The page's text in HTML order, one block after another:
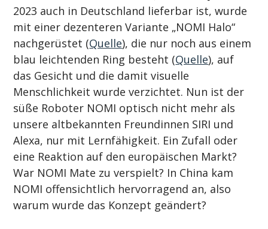
2023 auch in Deutschland lieferbar ist, wurde
mit einer dezenteren Variante „NOMI Halo“
nachgerüstet (Quelle), die nur noch aus einem
blau leichtenden Ring besteht (Quelle), auf
das Gesicht und die damit visuelle
Menschlichkeit wurde verzichtet. Nun ist der
süße Roboter NOMI optisch nicht mehr als
unsere altbekannten Freundinnen SIRI und
Alexa, nur mit Lernfähigkeit. Ein Zufall oder
eine Reaktion auf den europäischen Markt?
War NOMI Mate zu verspielt? In China kam
NOMI offensichtlich hervorragend an, also
warum wurde das Konzept geändert?